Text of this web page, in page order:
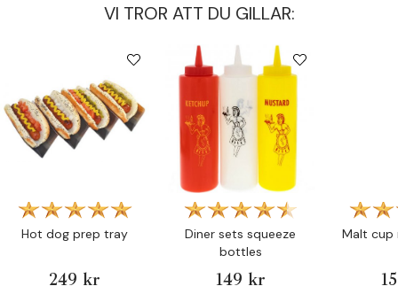
VI TROR ATT DU GILLAR:
Hot dog prep tray
249 kr
Diner sets squeeze
bottles
149 kr
Malt cup